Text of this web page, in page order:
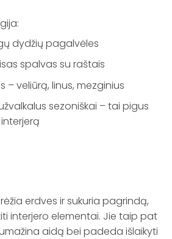
dydžių pagalvėles
spalvas su raštais
– veliūrą, linus, mezginius
sezoniškai – tai pigus
erdves ir sukuria pagrindą,
interjero elementai. Jie taip pat
aidą bei padeda išlaikyti